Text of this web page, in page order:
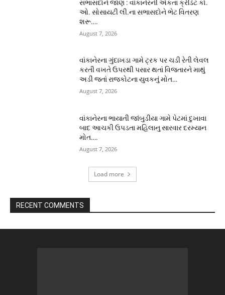
સભાસદોને જાણ : વાંકાનેરની એકતા ક્રેડિટ કો.
ઓ. સોસાયટી લી.ના સભાસદોને ભેટ વિતરણ
શરૂ….
August 7, 2026
વાંકાનેરના ગુંદાખડા ગામે ટ્રક પર ચડી રેતી લેવલ
કરતી વખતે ઉપરથી પસાર થતાં વિજતારને માથું
અડી જતાં રાજકોટના યુવકનું મોત…
August 7, 2026
વાંકાનેરના ભાયાતી જાંબુડીયા ગામે પેટમાં દુખાવા
બાદ આચકી ઉપડતા મહિલાનુ સારવાર દરમ્યાન
મોત….
August 7, 2026
Load more
RECENT COMMENTS